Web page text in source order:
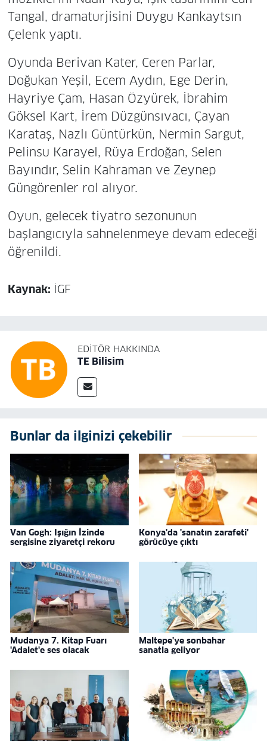
Tangal, dramaturjisini Duygu Kankaytsın
Çelenk yaptı.
Oyunda Berivan Kater, Ceren Parlar,
Doğukan Yeşil, Ecem Aydın, Ege Derin,
Hayriye Çam, Hasan Özyürek, İbrahim
Göksel Kart, İrem Düzgünsıvacı, Çayan
Karataş, Nazlı Güntürkün, Nermin Sargut,
Pelinsu Karayel, Rüya Erdoğan, Selen
Bayındır, Selin Kahraman ve Zeynep
Güngörenler rol alıyor.
Oyun, gelecek tiyatro sezonunun
başlangıcıyla sahnelenmeye devam edeceği
öğrenildi.
Kaynak: İGF
EDITÖR HAKKINDA
TE Bilisim
Bunlar da ilginizi çekebilir
Van Gogh: Işığın İzinde
sergisine ziyaretçi rekoru
Konya'da 'sanatın zarafeti'
görücüye çıktı
Mudanya 7. Kitap Fuarı
'Adalet'e ses olacak
Maltepe'ye sonbahar
sanatla geliyor